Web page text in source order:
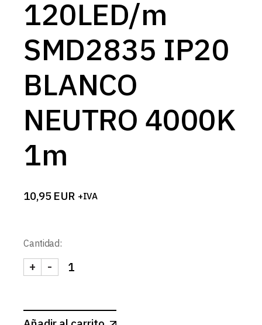
120LED/m
SMD2835 IP20
BLANCO
NEUTRO 4000K
1m
10,95 EUR +IVA
Cantidad:
TIRA 24V PRO 19,2W/m 120LED/m SMD2835
-
+